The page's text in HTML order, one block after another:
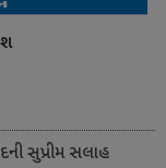
સુપ્રીમ સલાહ